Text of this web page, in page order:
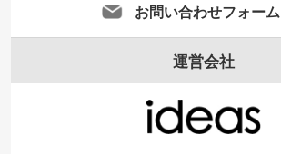
お問い合わせフォーム
運営会社